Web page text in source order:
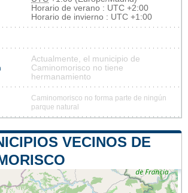
Horario de verano : UTC +2:00
Horario de invierno : UTC +1:00
Actualmente, el municipio de
Caminomorisco no tiene
hermanamiento
Caminomorisco no forma parte de ningún
parque natural
VECINOS DE